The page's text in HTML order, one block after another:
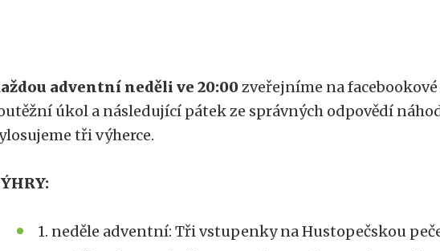
adventní neděli ve 20:00zveřejníme na
úkol a následující pátek ze správných odpovědí
tři výherce.
1. neděle adventní: Tři vstupenky na Hustopečskou